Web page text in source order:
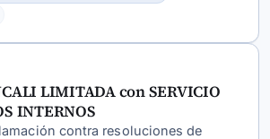
LIMITADA con SERVICIO
INTERNOS
contra resoluciones de